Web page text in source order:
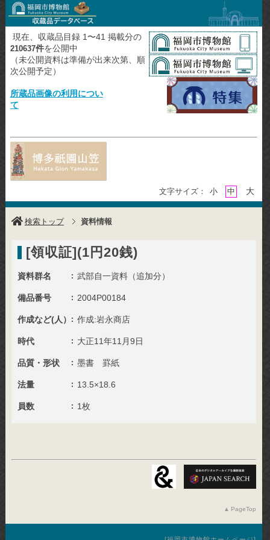
現在、収蔵品目録 1〜41 掲載分の
210637件を公開中
（未公開資料は準備が出来次第、順
次公開予定）
所蔵品画像の利用につい
て
文字サイズ： 小 中 大
検索トップ 資料情報
[領収証](1円20銭)
資料群名 武部自一資料（追加分）
備品番号 2004P00184
作成など(人） 作成:岩永商店
時代 大正11年11月9日
品質・形状 墨書 罫紙
法量 13.5×18.6
員数 1枚
PageTop